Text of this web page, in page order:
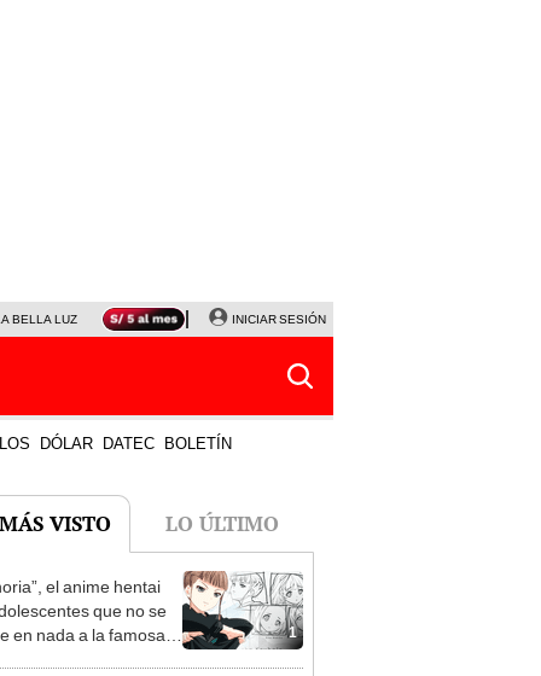
BELLA LUZ MAGALY MEDINA SINUANO RESULTADOS HOY
INICIAR SESIÓN
DÓLAR DATEC BOLETÍN
VISTO LO ÚLTIMO
1
el anime hentai
que no se
en nada a la famosa